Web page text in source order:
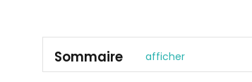
Sommaire
afficher